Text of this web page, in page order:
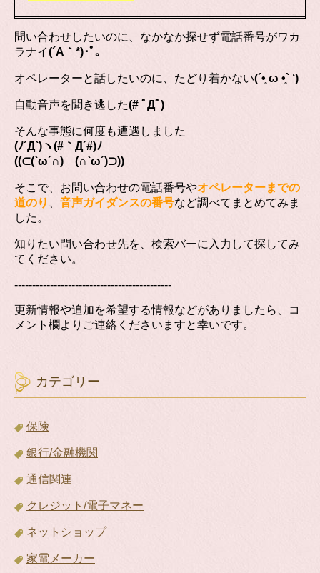
問い合わせしたいのに、なかなか探せず電話番号がワカ
ラナイ(´A｀*)･ﾟ｡
オペレーターと話したいのに、たどり着かない(´•̥ ω •̥` ‘)
自動音声を聞き逃した(# ﾟДﾟ)
そんな事態に何度も遭遇しました
(ﾉ´Д`)ヽ(#｀Д´#)ﾉ
((⊂(`ω´∩) (∩`ω´)⊃))
そこで、お問い合わせの電話番号やオペレーターまでの
道のり
音声ガイダンスの番号など調べてまとめてみま
した。
知りたい問い合わせ先を、検索バーに入力して探してみ
てください。
--------------------------------------------
更新情報や追加を希望する情報などがありましたら、コ
メント欄よりご連絡くださいますと幸いです。
カテゴリー
保険
銀行/金融機関
通信関連
クレジット/電子マネー
ネットショップ
家電メーカー